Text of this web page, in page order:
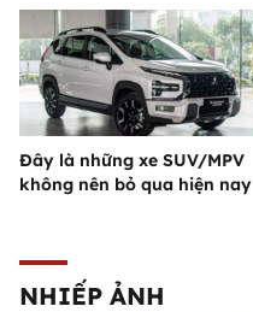
Đây là những xe SUV/MPV
không nên bỏ qua hiện nay
NHIẾP ẢNH